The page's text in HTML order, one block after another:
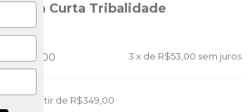
Manga Curta Tribalidade
(0)
R$159,00 3 x de R$53,00 sem juros
a partir de R$349,00